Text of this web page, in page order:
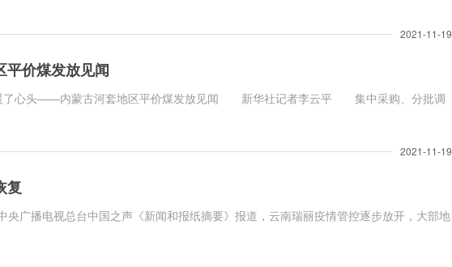
价煤发放见闻
了心头——内蒙古河套地区平价煤发放见闻 新华社记者李云平 集中采购、分批调
2021-11-19
复
广播电视总台中国之声《新闻和报纸摘要》报道，云南瑞丽疫情管控逐步放开，大部地
2021-11-19